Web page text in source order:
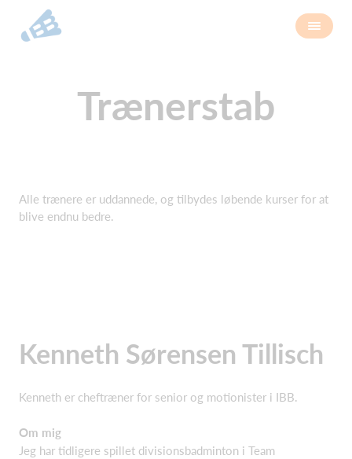
Trænerstab
Alle trænere er uddannede, og tilbydes løbende kurser for at
blive endnu bedre.
Kenneth Sørensen Tillisch
Kenneth er cheftræner for senior og motionister i IBB.
Om mig
Jeg har tidligere spillet divisionsbadminton i Team